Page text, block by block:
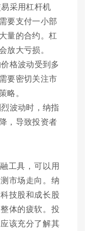
采用杠杆机
要支付一小部
量的合约。杠
放大亏损。
格波动受到多
要密切关注市
略。
波动时，纳指
，导致投资者
工具，可以用
市场走向。纳
技股和成长股
体的疲软。投
该充分了解其